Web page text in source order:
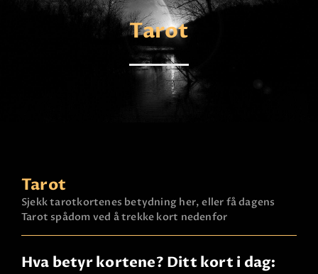
STJÄRNTECKEN
TAROT
SPÅDAM-SIERSKA
JOBBA SOM SPÅDAM
Tarot
Tarot
Sjekk tarotkortenes betydning her, eller få dagens
Tarot spådom ved å trekke kort nedenfor
Hva betyr kortene? Ditt kort i dag: